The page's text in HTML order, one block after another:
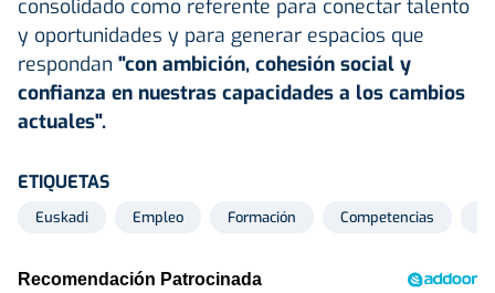
consolidado como referente para conectar talento
y oportunidades y para generar espacios que
respondan "con ambición, cohesión social y
confianza en nuestras capacidades a los cambios
actuales".
ETIQUETAS
Euskadi Empleo Formación Competencias